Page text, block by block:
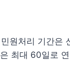
원처리 기간은
최대 60일로